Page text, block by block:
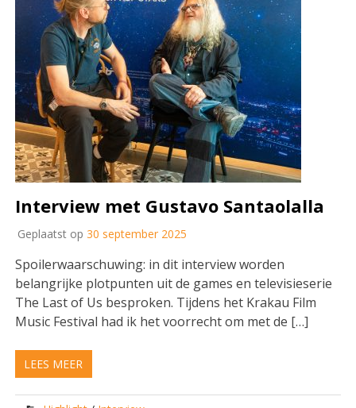
Interview met Gustavo Santaolalla
Geplaatst op 30 september 2025
Spoilerwaarschuwing: in dit interview worden
belangrijke plotpunten uit de games en televisieserie
The Last of Us besproken. Tijdens het Krakau Film
Music Festival had ik het voorrecht om met de […]
LEES MEER